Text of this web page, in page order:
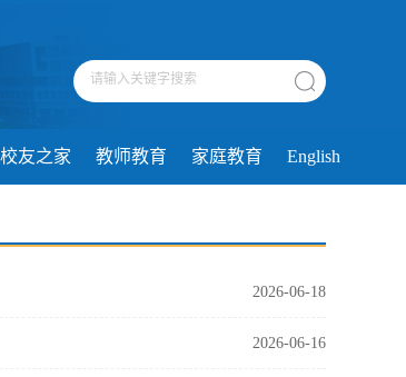
校友之家 教师教育 家庭教育 English
2026-06-18
2026-06-16